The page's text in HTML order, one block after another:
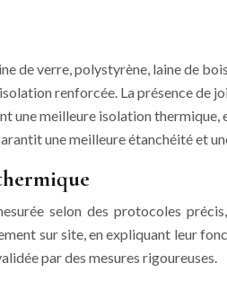
de verre, polystyrène, laine de
renforcée. La présence de
une meilleure isolation
une meilleure étanchéité et
selon des protocoles
sur site, en expliquant leur
par des mesures rigoureuses.